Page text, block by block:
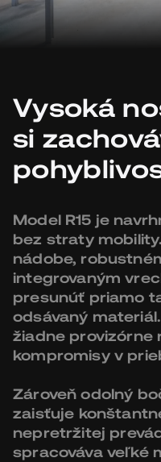
Vysoká
si
Model R15 je
bez straty
nádobe,
integrovaným
presunúť priamo
odsávaný
žiadne provizórne
kompromisy v
Zároveň odolný
zaisťuje
nepretržitej
spracováva veľké